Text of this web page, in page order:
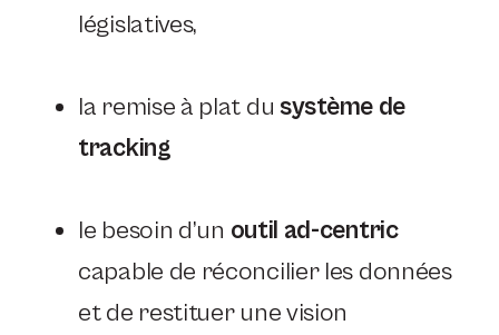
législatives,
la remise à plat du système de
tracking
le besoin d’un outil ad-centric
capable de réconcilier les données
et de restituer une vision